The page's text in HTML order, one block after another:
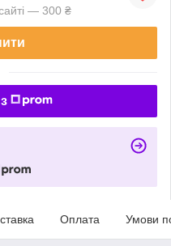
— 300 ₴
Оплата Умови